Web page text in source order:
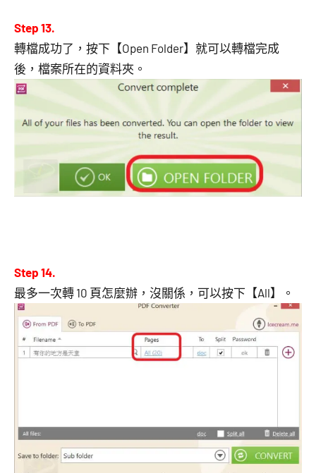
Step 13.
轉檔成功了，按下【Open Folder】就可以轉檔完成
後，檔案所在的資料夾。
Step 14.
最多一次轉 10 頁怎麼辦，沒關係，可以按下【All】。